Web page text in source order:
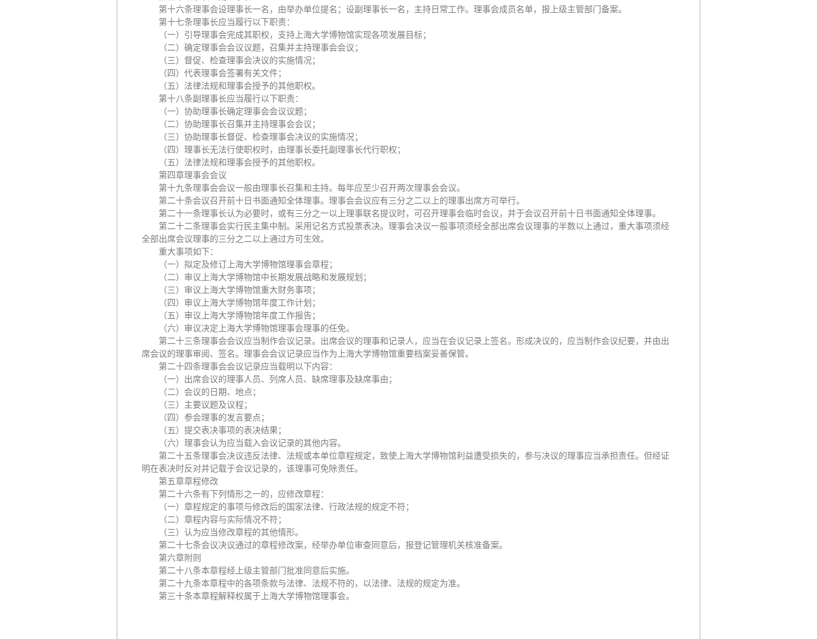
第十六条理事会设理事长一名，由举办单位提名；设副理事长一名，主持日常工作。理事会成员名单，报上级主管部门备案。
第十七条理事长应当履行以下职责：
（一）引导理事会完成其职权，支持上海大学博物馆实现各项发展目标；
（二）确定理事会会议议题，召集并主持理事会会议；
（三）督促、检查理事会决议的实施情况；
（四）代表理事会签署有关文件；
（五）法律法规和理事会授予的其他职权。
第十八条副理事长应当履行以下职责：
（一）协助理事长确定理事会会议议题；
（二）协助理事长召集并主持理事会会议；
（三）协助理事长督促、检查理事会决议的实施情况；
（四）理事长无法行使职权时，由理事长委托副理事长代行职权；
（五）法律法规和理事会授予的其他职权。
第四章理事会会议
第十九条理事会会议一般由理事长召集和主持。每年应至少召开两次理事会会议。
第二十条会议召开前十日书面通知全体理事。理事会会议应有三分之二以上的理事出席方可举行。
第二十一条理事长认为必要时，或有三分之一以上理事联名提议时，可召开理事会临时会议，并于会议召开前十日书面通知全体理事。
第二十二条理事会实行民主集中制。采用记名方式投票表决。理事会决议一般事项须经全部出席会议理事的半数以上通过，重大事项须经
全部出席会议理事的三分之二以上通过方可生效。
重大事项如下：
（一）拟定及修订上海大学博物馆理事会章程；
（二）审议上海大学博物馆中长期发展战略和发展规划；
（三）审议上海大学博物馆重大财务事项；
（四）审议上海大学博物馆年度工作计划；
（五）审议上海大学博物馆年度工作报告；
（六）审议决定上海大学博物馆理事会理事的任免。
第二十三条理事会会议应当制作会议记录。出席会议的理事和记录人，应当在会议记录上签名。形成决议的，应当制作会议纪要，并由出
席会议的理事审阅、签名。理事会会议记录应当作为上海大学博物馆重要档案妥善保管。
第二十四条理事会会议记录应当载明以下内容：
（一）出席会议的理事人员、列席人员、缺席理事及缺席事由；
（二）会议的日期、地点；
（三）主要议题及议程；
（四）参会理事的发言要点；
（五）提交表决事项的表决结果；
（六）理事会认为应当载入会议记录的其他内容。
第二十五条理事会决议违反法律、法规或本单位章程规定，致使上海大学博物馆利益遭受损失的，参与决议的理事应当承担责任。但经证
明在表决时反对并记载于会议记录的，该理事可免除责任。
第五章章程修改
第二十六条有下列情形之一的，应修改章程：
（一）章程规定的事项与修改后的国家法律、行政法规的规定不符；
（二）章程内容与实际情况不符；
（三）认为应当修改章程的其他情形。
第二十七条会议决议通过的章程修改案，经举办单位审查同意后，报登记管理机关核准备案。
第六章附则
第二十八条本章程经上级主管部门批准同意后实施。
第二十九条本章程中的各项条款与法律、法规不符的，以法律、法规的规定为准。
第三十条本章程解释权属于上海大学博物馆理事会。